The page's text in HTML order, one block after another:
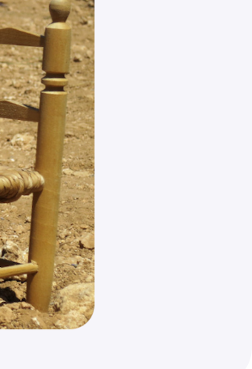
Preconcepción
puede ser un arduo
duelos,
de decisiones y cambios
tener un espacio de
puede ayudar a
y a sentir claridad
período.